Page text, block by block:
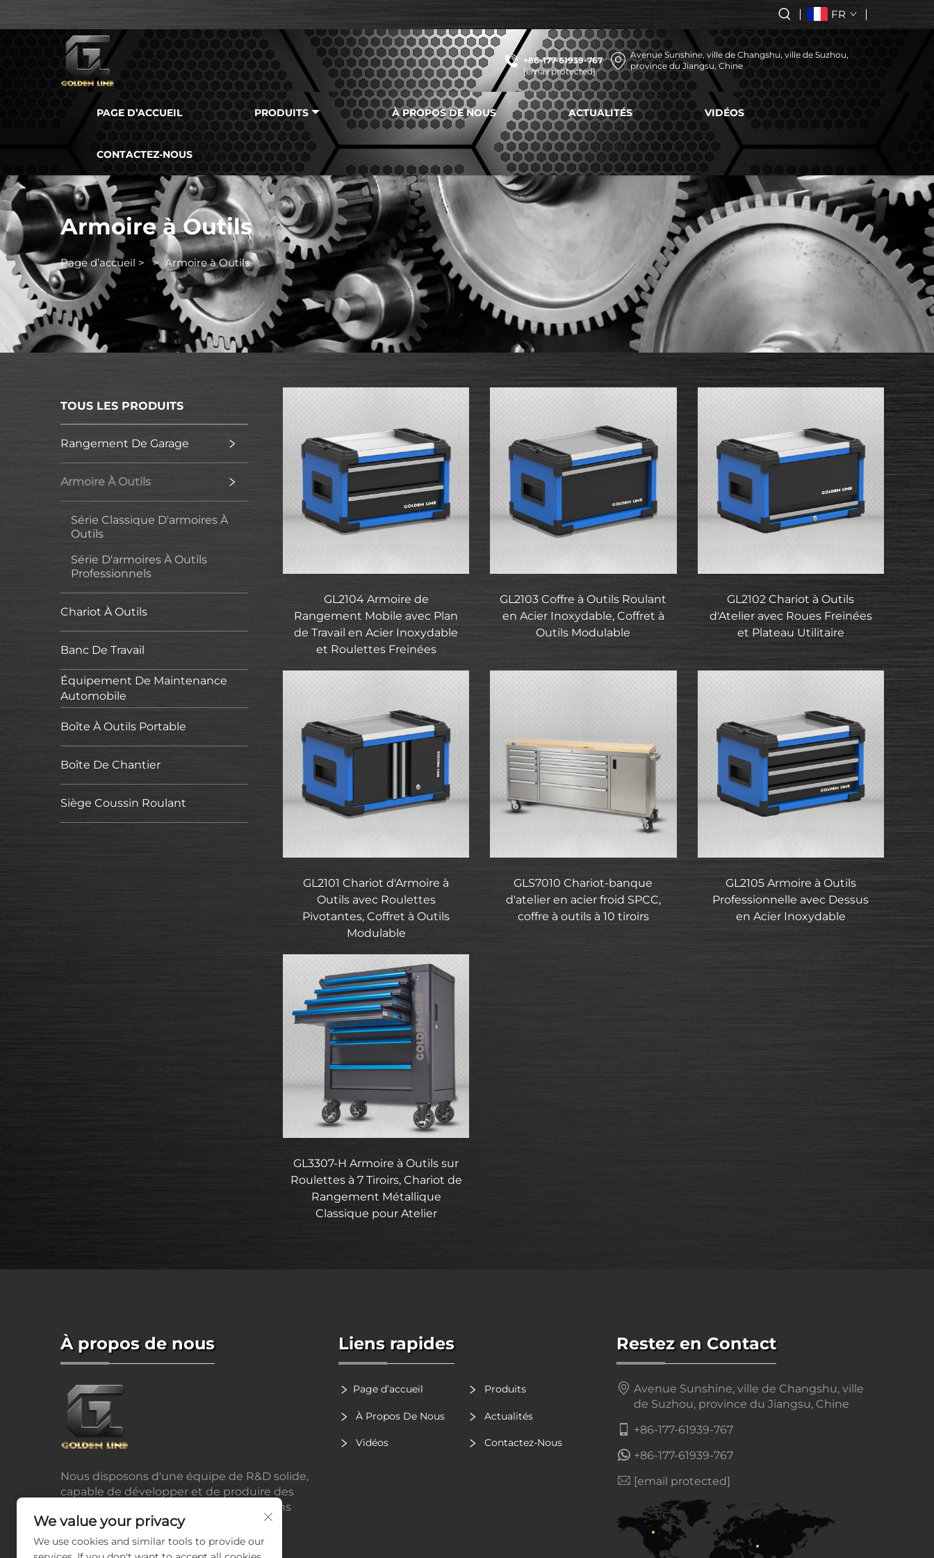
FR
+86-177-61939-767
[email protected]
Avenue Sunshine, ville de Changshu, ville de Suzhou,
province du Jiangsu, Chine
PAGE D’ACCUEIL PRODUITS À PROPOS DE NOUS ACTUALITÉS VIDÉOS
CONTACTEZ-NOUS
Armoire à Outils
Page d’accueil > > Armoire à Outils
TOUS LES PRODUITS
Rangement De Garage
Armoire À Outils
Série Classique D'armoires À
Outils
Série D'armoires À Outils
Professionnels
Chariot À Outils
Banc De Travail
Équipement De Maintenance
Automobile
Boîte À Outils Portable
Boîte De Chantier
Siège Coussin Roulant
GL2104 Armoire de
Rangement Mobile avec Plan
de Travail en Acier Inoxydable
et Roulettes Freinées
GL2103 Coffre à Outils Roulant
en Acier Inoxydable, Coffret à
Outils Modulable
GL2102 Chariot à Outils
d'Atelier avec Roues Freinées
et Plateau Utilitaire
GL2101 Chariot d'Armoire à
Outils avec Roulettes
Pivotantes, Coffret à Outils
Modulable
GLS7010 Chariot-banque
d'atelier en acier froid SPCC,
coffre à outils à 10 tiroirs
GL2105 Armoire à Outils
Professionnelle avec Dessus
en Acier Inoxydable
GL3307-H Armoire à Outils sur
Roulettes à 7 Tiroirs, Chariot de
Rangement Métallique
Classique pour Atelier
À propos de nous
Nous disposons d'une équipe de R&D solide,
capable de développer et de produire des
produits selon les dessins ou échantillons
fournis par les clients.
Liens rapides
Page d’accueil Produits
À Propos De Nous Actualités
Vidéos Contactez-Nous
Restez en Contact
Avenue Sunshine, ville de Changshu, ville
de Suzhou, province du Jiangsu, Chine
+86-177-61939-767
+86-177-61939-767
[email protected]
We value your privacy
We use cookies and similar tools to provide our